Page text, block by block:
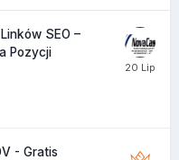
SEO –
Pozycji
- Gratis